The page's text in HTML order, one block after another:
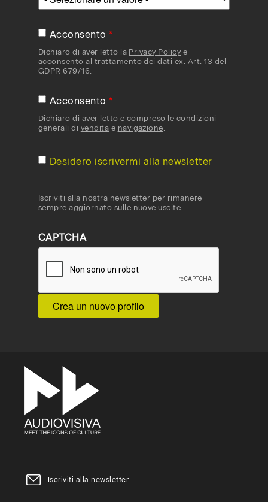
Acconsento
Dichiaro di aver letto la Privacy Policy e
acconsento al trattamento dei dati ex. Art. 13 del
GDPR 679/16.
Acconsento
Dichiaro di aver letto e compreso le condizioni
generali di vendita e navigazione
Desidero iscrivermi alla newsletter
Iscriviti alla nostra newsletter per rimanere
sempre aggiornato sulle nuove uscite.
CAPTCHA
Iscriviti alla newsletter